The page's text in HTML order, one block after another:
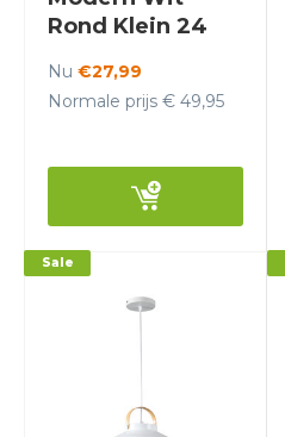
Rond Klein 24
Grado
Nu €27,99
Normale prijs € 49,95
Sale